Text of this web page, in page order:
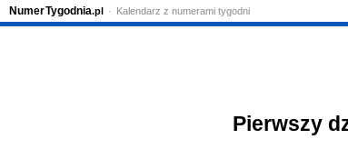
Pierwszy
NumerTygodnia.pl Kalendarz z numerami tygodni